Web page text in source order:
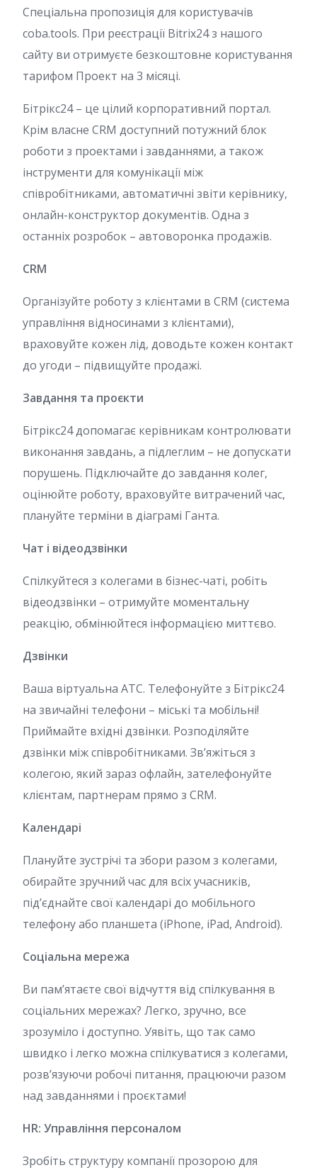
Спеціальна пропозиція для користувачів
сoba.tools. При реєстрації Bitrix24 з нашого
сайту ви отримуєте безкоштовне користування
тарифом Проект на 3 місяці.
Бітрікс24 – це цілий корпоративний портал.
Крім власне CRM доступний потужний блок
роботи з проектами і завданнями, а також
інструменти для комунікації між
співробітниками, автоматичні звіти керівнику,
онлайн-конструктор документів. Одна з
останніх розробок – автоворонка продажів.
CRM
Організуйте роботу з клієнтами в CRM (система
управління відносинами з клієнтами),
враховуйте кожен лід, доводьте кожен контакт
до угоди – підвищуйте продажі.
Завдання та проєкти
Бітрікс24 допомагає керівникам контролювати
виконання завдань, а підлеглим – не допускати
порушень. Підключайте до завдання колег,
оцінюйте роботу, враховуйте витрачений час,
плануйте терміни в діаграмі Ганта.
Чат і відеодзвінки
Спілкуйтеся з колегами в бізнес-чаті, робіть
відеодзвінки – отримуйте моментальну
реакцію, обмінюйтеся інформацією миттєво.
Дзвінки
Ваша віртуальна АТС. Телефонуйте з Бітрікс24
на звичайні телефони – міські та мобільні!
Приймайте вхідні дзвінки. Розподіляйте
дзвінки між співробітниками. Зв’яжіться з
колегою, який зараз офлайн, зателефонуйте
клієнтам, партнерам прямо з CRM.
Календарі
Плануйте зустрічі та збори разом з колегами,
обирайте зручний час для всіх учасників,
під’єднайте свої календарі до мобільного
телефону або планшета (iPhone, iPad, Android).
Соціальна мережа
Ви пам’ятаєте свої відчуття від спілкування в
соціальних мережах? Легко, зручно, все
зрозуміло і доступно. Уявіть, що так само
швидко і легко можна спілкуватися з колегами,
розв’язуючи робочі питання, працюючи разом
над завданнями і проєктами!
HR: Управління персоналом
Зробіть структуру компанії прозорою для